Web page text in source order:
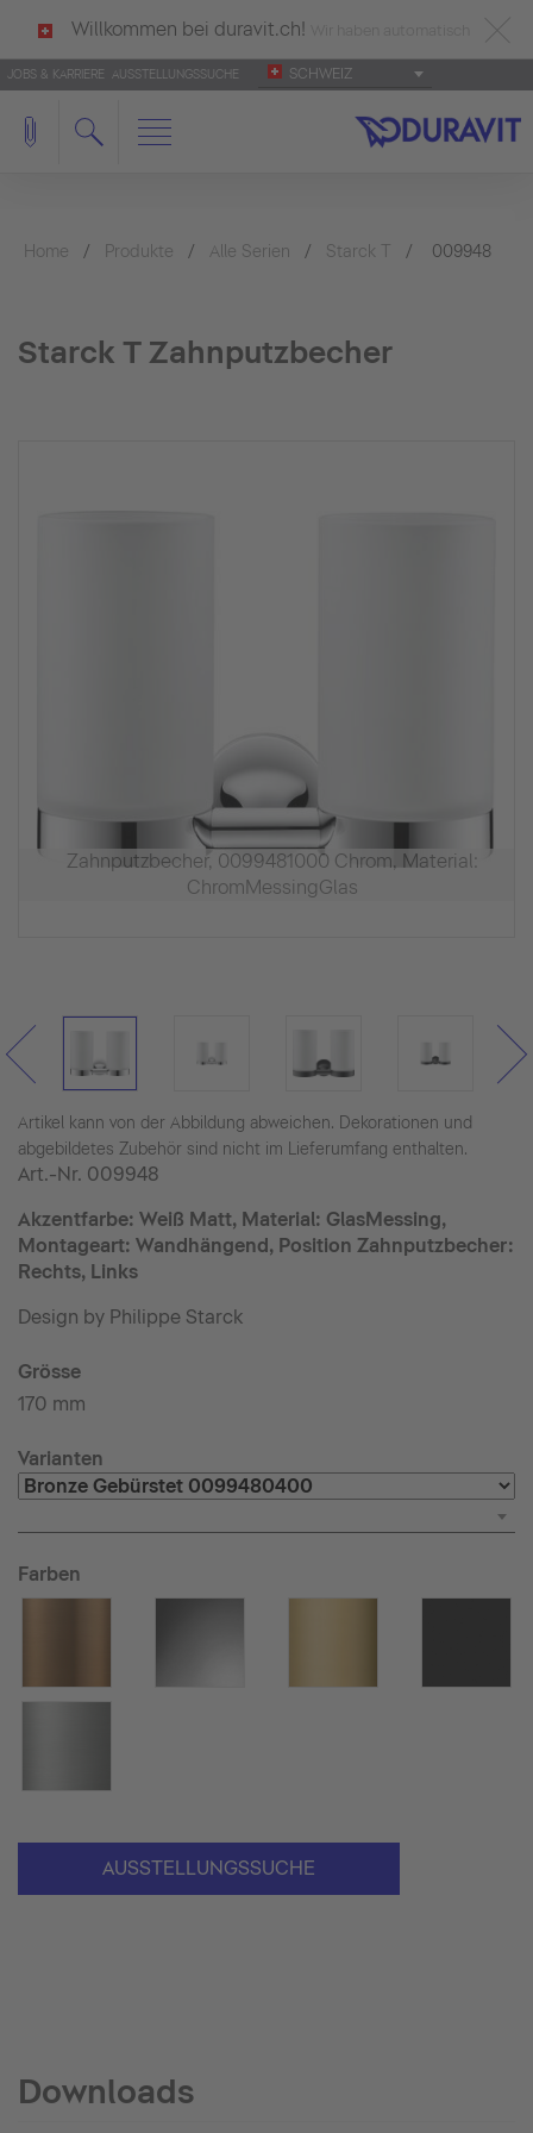
Willkommen bei duravit.ch!
deutsch als Ihre Sprache erkannt.
Français Italiano
JOBS & KARRIERE AUSSTELLUNGSSUCHE SCHWEIZ
Home Produkte Alle Serien Starck T 009948
Starck T Zahnputzbecher
Zahnputzbecher, 0099481000 Chrom, Material:
ChromMessingGlas
Artikel kann von der Abbildung abweichen. Dekorationen und
abgebildetes Zubehör sind nicht im Lieferumfang enthalten.
Art.-Nr. 009948
Akzentfarbe: Weiß Matt, Material: GlasMessing,
Montageart: Wandhängend, Position Zahnputzbecher:
Rechts, Links
Design by Philippe Starck
Grösse
170 mm
Varianten
Farben
AUSSTELLUNGSSUCHE
Downloads